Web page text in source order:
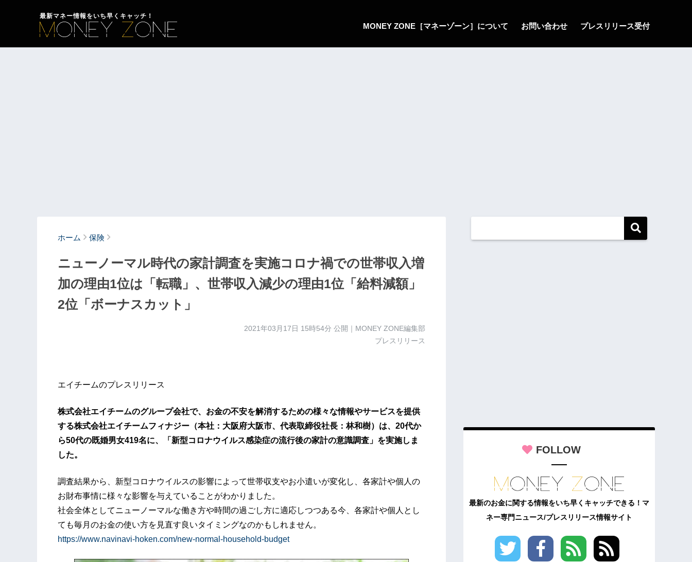
最新マネー情報をいち早くキャッチ！
MONEY ZONE［マネーゾーン］について お問い合わせ プレスリリース受付
ホーム 保険
ニューノーマル時代の家計調査を実施コロナ禍での世帯収入増
加の理由1位は「転職」、世帯収入減少の理由1位「給料減額」
2位「ボーナスカット」
2021年03月17日 15時54分 公開｜MONEY ZONE編集部
プレスリリース
エイチームのプレスリリース
株式会社エイチームのグループ会社で、お金の不安を解消するための様々な情報やサービスを提供
する株式会社エイチームフィナジー（本社：大阪府大阪市、代表取締役社長：林和樹）は、20代か
ら50代の既婚男女419名に、「新型コロナウイルス感染症の流行後の家計の意識調査」を実施しま
した。
調査結果から、新型コロナウイルスの影響によって世帯収支やお小遣いが変化し、各家計や個人の
お財布事情に様々な影響を与えていることがわかりました。
社会全体としてニューノーマルな働き方や時間の過ごし方に適応しつつある今、各家計や個人とし
ても毎月のお金の使い方を見直す良いタイミングなのかもしれません。
https://www.navinavi-hoken.com/new-normal-household-budget
FOLLOW
最新のお金に関する情報をいち早くキャッチできる！マ
ネー専門ニュース/プレスリリース情報サイト